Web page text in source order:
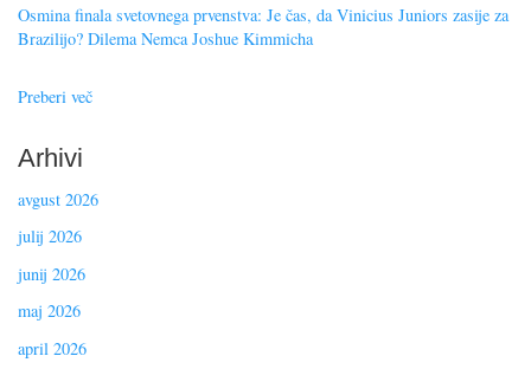
Osmina finala svetovnega prvenstva: Je čas, da Vinicius Juniors zasije za
Brazilijo? Dilema Nemca Joshue Kimmicha
Preberi več
Arhivi
avgust 2026
julij 2026
junij 2026
maj 2026
april 2026